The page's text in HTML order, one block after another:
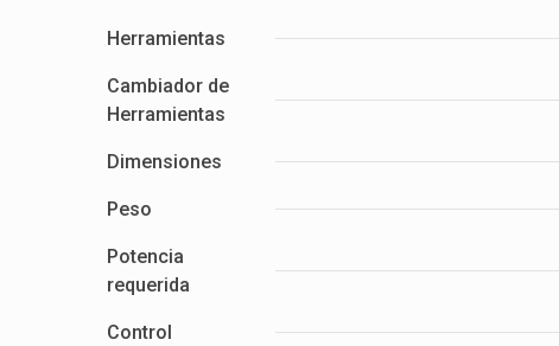
Herramientas
Cambiador de
Herramientas
Dimensiones
Peso
Potencia
requerida
Control